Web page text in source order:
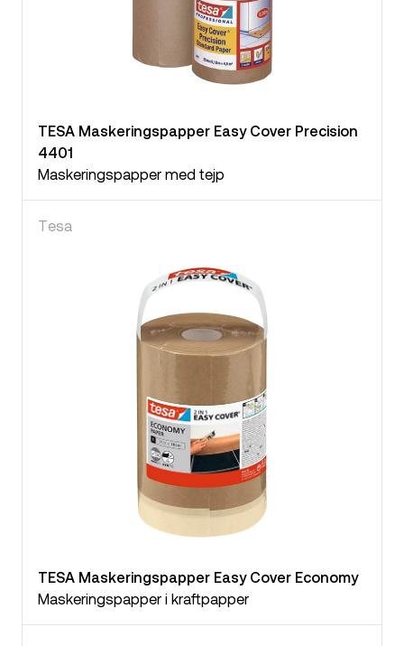
TESA Maskeringspapper Easy Cover Precision
4401
Maskeringspapper med tejp
Tesa
TESA Maskeringspapper Easy Cover Economy
Maskeringspapper i kraftpapper